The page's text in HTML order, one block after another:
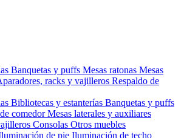
Banquetas y puffs Mesas ratonas Mesas
racks y vajilleros Respaldo de
Bibliotecas y estanterías Banquetas y puffs
comedorMesas laterales y auxiliares
Consolas Otros muebles
de pie Iluminación de techo